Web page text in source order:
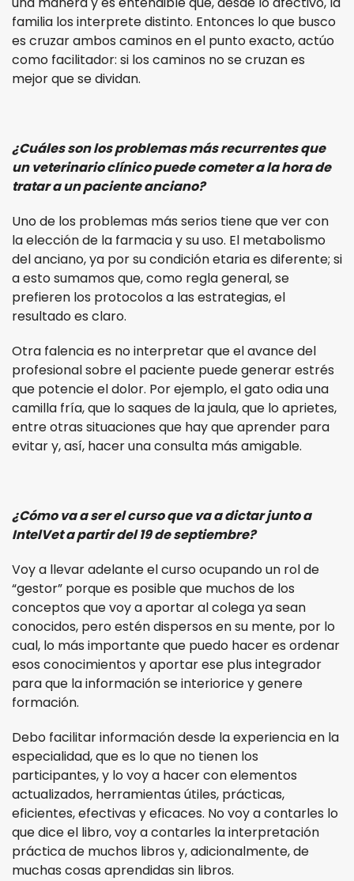
familia los interprete distinto. Entonces lo que busco
es cruzar ambos caminos en el punto exacto, actúo
como facilitador: si los caminos no se cruzan es
mejor que se dividan.
¿Cuáles son los problemas más recurrentes que
un veterinario clínico puede cometer a la hora de
tratar a un paciente anciano?
Uno de los problemas más serios tiene que ver con
la elección de la farmacia y su uso. El metabolismo
del anciano, ya por su condición etaria es diferente; si
a esto sumamos que, como regla general, se
prefieren los protocolos a las estrategias, el
resultado es claro.
Otra falencia es no interpretar que el avance del
profesional sobre el paciente puede generar estrés
que potencie el dolor. Por ejemplo, el gato odia una
camilla fría, que lo saques de la jaula, que lo aprietes,
entre otras situaciones que hay que aprender para
evitar y, así, hacer una consulta más amigable.
¿Cómo va a ser el curso que va a dictar junto a
IntelVet a partir del 19 de septiembre?
Voy a llevar adelante el curso ocupando un rol de
“gestor” porque es posible que muchos de los
conceptos que voy a aportar al colega ya sean
conocidos, pero estén dispersos en su mente, por lo
cual, lo más importante que puedo hacer es ordenar
esos conocimientos y aportar ese plus integrador
para que la información se interiorice y genere
formación.
Debo facilitar información desde la experiencia en la
especialidad, que es lo que no tienen los
participantes, y lo voy a hacer con elementos
actualizados, herramientas útiles, prácticas,
eficientes, efectivas y eficaces. No voy a contarles lo
que dice el libro, voy a contarles la interpretación
práctica de muchos libros y, adicionalmente, de
muchas cosas aprendidas sin libros.